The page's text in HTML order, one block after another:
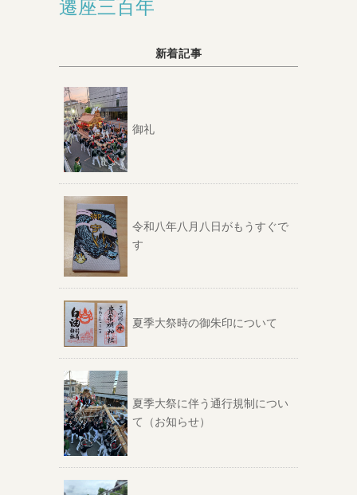
遷座三百年
新着記事
御礼
令和八年八月八日がもうすぐで
す
夏季大祭時の御朱印について
夏季大祭に伴う通行規制につい
て（お知らせ）